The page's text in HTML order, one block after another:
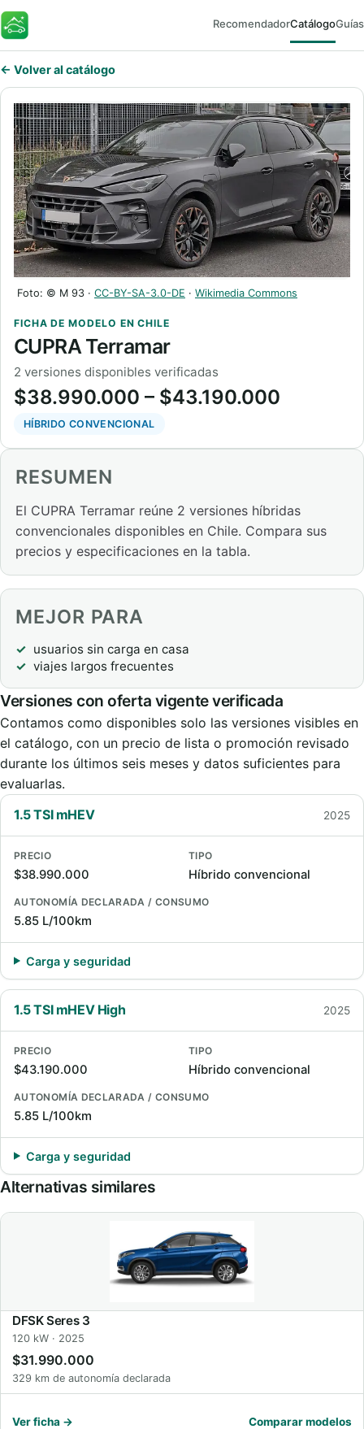
FaroEV RecomendadorCatálogoGuías
← Volver al catálogo
Foto: © M 93 · CC-BY-SA-3.0-DE · Wikimedia Commons
FICHA DE MODELO EN CHILE
CUPRA Terramar
2 versiones disponibles verificadas
$38.990.000 – $43.190.000
HÍBRIDO CONVENCIONAL
RESUMEN
El CUPRA Terramar reúne 2 versiones híbridas
convencionales disponibles en Chile. Compara sus
precios y especificaciones en la tabla.
MEJOR PARA
usuarios sin carga en casa
viajes largos frecuentes
Versiones con oferta vigente verificada
Contamos como disponibles solo las versiones visibles en
el catálogo, con un precio de lista o promoción revisado
durante los últimos seis meses y datos suficientes para
evaluarlas.
1.5 TSI mHEV
2025
PRECIO
$38.990.000
TIPO
Híbrido convencional
AUTONOMÍA DECLARADA / CONSUMO
5.85 L/100km
Carga y seguridad
1.5 TSI mHEV High 2025
PRECIO
$43.190.000
TIPO
Híbrido convencional
AUTONOMÍA DECLARADA / CONSUMO
5.85 L/100km
Carga y seguridad
Alternativas similares
DFSK Seres 3
120 kW · 2025
$31.990.000
329 km de autonomía declarada
Ver ficha → Comparar modelos